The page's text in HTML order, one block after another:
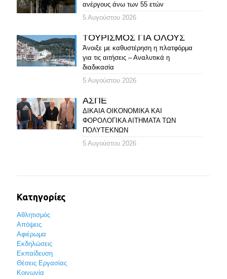
ανέργους άνω των 55 ετών
5 Αυγούστου 2026
ΤΟΥΡΙΣΜΟΣ ΓΙΑ ΟΛΟΥΣ
Άνοιξε με καθυστέρηση η πλατφόρμα
για τις αιτήσεις – Αναλυτικά η
διαδικασία
5 Αυγούστου 2026
ΑΣΠΕ
ΔΙΚΑΙΑ ΟΙΚΟΝΟΜΙΚΑ ΚΑΙ
ΦΟΡΟΛΟΓΙΚΑ ΑΙΤΗΜΑΤΑ ΤΩΝ
ΠΟΛΥΤΕΚΝΩΝ
5 Αυγούστου 2026
Κατηγορίες
Αθλητισμός
Απόψεις
Αφιέρωμα
Εκδηλώσεις
Εκπαίδευση
Θέσεις Εργασίας
Κοινωνία